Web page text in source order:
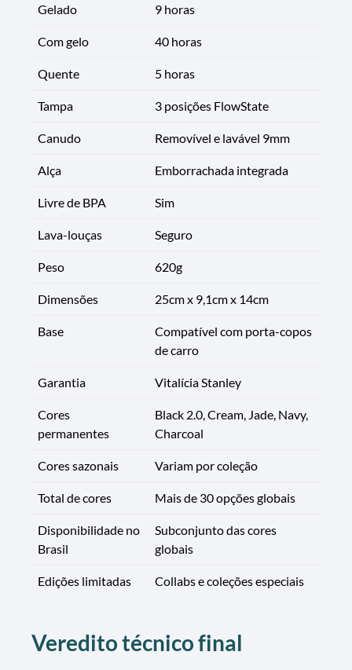
Gelado 9 horas
Com gelo 40 horas
Quente 5 horas
Tampa 3 posições FlowState
Canudo Removível e lavável 9mm
Alça Emborrachada integrada
Livre de BPA Sim
Lava-louças Seguro
Peso 620g
Dimensões 25cm x 9,1cm x 14cm
Base
Compatível com porta-copos
de carro
Garantia Vitalícia Stanley
Cores
permanentes
Black 2.0, Cream, Jade, Navy,
Charcoal
Cores sazonais Variam por coleção
Total de cores Mais de 30 opções globais
Disponibilidade no
Brasil
Subconjunto das cores
globais
Edições limitadas Collabs e coleções especiais
Veredito técnico final